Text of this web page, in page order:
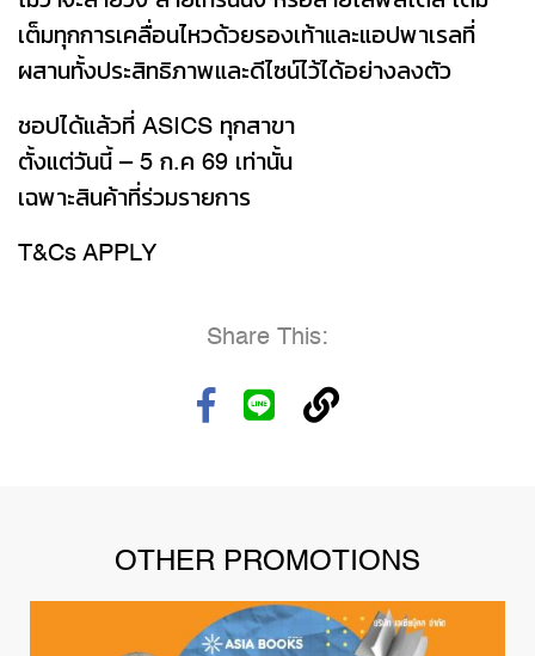
เต็มทุกการเคลื่อนไหวด้วยรองเท้าและแอปพาเรลที่
ผสานทั้งประสิทธิภาพและดีไซน์ไว้ได้อย่างลงตัว
ชอปได้แล้วที่ ASICS ทุกสาขา
ตั้งแต่วันนี้ – 5 ก.ค 69 เท่านั้น
เฉพาะสินค้าที่ร่วมรายการ
T&Cs APPLY
Share This:
OTHER PROMOTIONS